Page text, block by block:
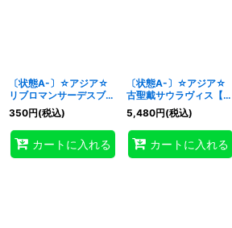
〔状態A-〕☆アジア☆
リブロマンサーデスブロ
ーカー【シークレット】
{アジアWPP3-JP021}
《儀式》
350円(税込)
カートに入れる
〔状態A-〕☆アジア☆
古聖戴サウラヴィス【シ
ークレット】{アジア
INOV-JP037}《儀式》
5,480円(税込)
カートに入れる